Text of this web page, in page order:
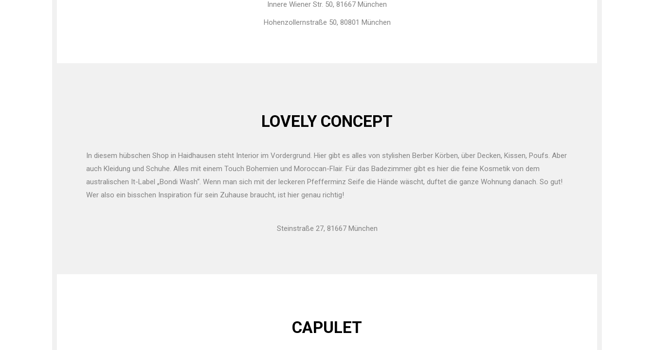
Innere Wiener Str. 50, 81667 München
Hohenzollernstraße 50, 80801 München
LOVELY CONCEPT
In diesem hübschen Shop in Haidhausen steht Interior im Vordergrund. Hier gibt es alles von stylishen Berber Körben, über Decken, Kissen, Poufs. Aber
auch Kleidung und Schuhe. Alles mit einem Touch Bohemien und Moroccan-Flair. Für das Badezimmer gibt es hier die feine Kosmetik von dem
australischen It-Label „Bondi Wash“. Wenn man sich mit der leckeren Pfefferminz Seife die Hände wäscht, duftet die ganze Wohnung danach. So gut!
Wer also ein bisschen Inspiration für sein Zuhause braucht, ist hier genau richtig!
Steinstraße 27, 81667 München
CAPULET